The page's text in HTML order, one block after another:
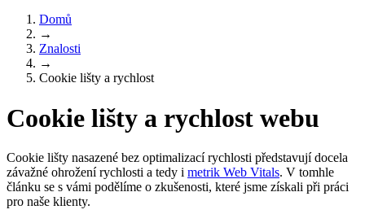
Domů
→
Znalosti
→
Cookie lišty a rychlost
Cookie lišty a rychlost webu
Cookie lišty nasazené bez optimalizací rychlosti představují docela
závažné ohrožení rychlosti a tedy i metrik Web Vitals. V tomhle
článku se s vámi podělíme o zkušenosti, které jsme získali při práci
pro naše klienty.